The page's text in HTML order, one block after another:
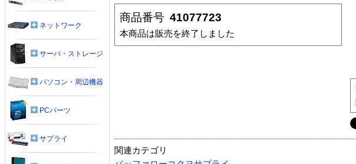
商品番号 41077723
本商品は販売を終了しました
関連カテゴリ
ネットワーク
サーバ・ストレージ
パソコン・周辺機器
PCパーツ
サプライ